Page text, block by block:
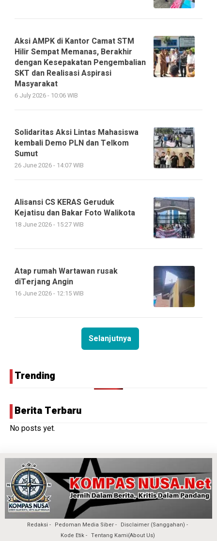
Aksi AMPK di Kantor Camat STM
Hilir Sempat Memanas, Berakhir
dengan Kesepakatan Pengembalian
SKT dan Realisasi Aspirasi
Masyarakat
6 July 2026 - 10:06 WIB
Solidaritas Aksi Lintas Mahasiswa
kembali Demo PLN dan Telkom
Sumut
26 June 2026 - 14:07 WIB
Alisansi CS KERAS Geruduk
Kejatisu dan Bakar Foto Walikota
18 June 2026 - 15:27 WIB
Atap rumah Wartawan rusak
diTerjang Angin
16 June 2026 - 12:15 WIB
Selanjutnya
Trending
Berita Terbaru
No posts yet.
Redaksi Pedoman Media Siber
Disclaimer (Sanggahan)
Kode Etik
Tentang Kami(About Us)